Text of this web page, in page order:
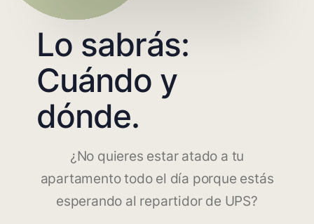
Lo sabrás:
Cuándo y
dónde.
¿No quieres estar atado a tu
apartamento todo el día porque estás
esperando al repartidor de UPS?